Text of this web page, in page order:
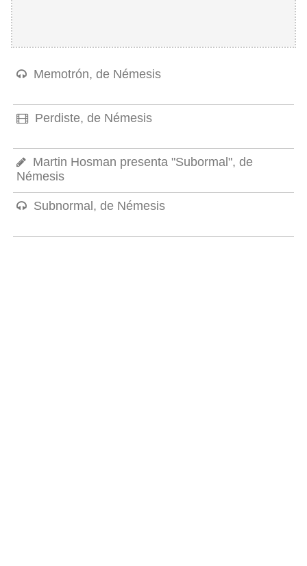
Memotrón, de Némesis
Perdiste, de Némesis
Martin Hosman presenta "Subormal", de
Némesis
Subnormal, de Némesis